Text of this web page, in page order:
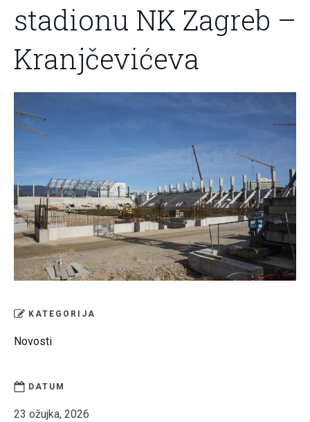
stadionu NK Zagreb –
Kranjčevićeva
KATEGORIJA
Novosti
DATUM
23 ožujka, 2026